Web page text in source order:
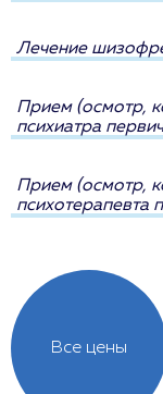
Все цены
Лечение
Прием (осмотр,
психиатра
Прием (осмотр,
психотерапевта